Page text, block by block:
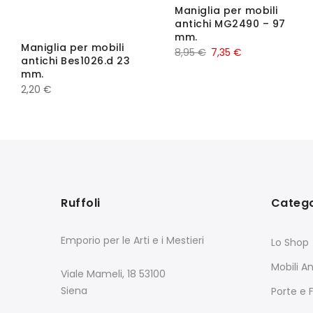
Maniglia per mobili
antichi Bes1026.d 23
mm.
2,20 €
Maniglia per mobili
antichi MG2490 – 97
mm.
8,95€ 7,35 €
Ruffoli
Emporio per le Arti e i Mestieri
Viale Mameli, 18 53100
Siena
Lo Shop
Mobili
Porte e